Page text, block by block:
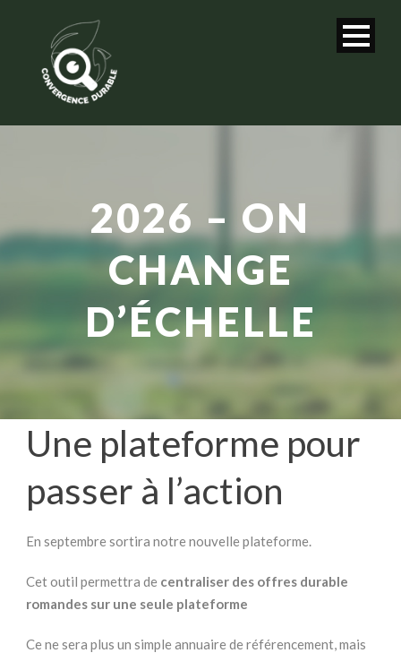
2026 – ON
CHANGE
D’ÉCHELLE
Une plateforme pour
passer à l’action
En septembre sortira notre nouvelle plateforme.
Cet outil permettra de centraliser des offres durable
romandes sur une seule plateforme
Ce ne sera plus un simple annuaire de référencement, mais